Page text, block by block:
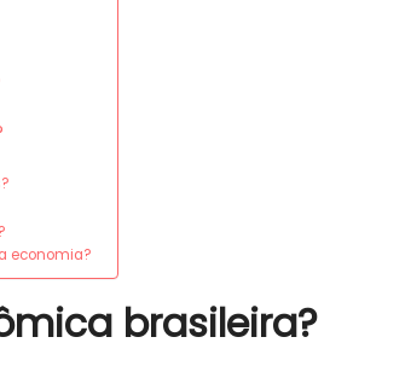
economia?
brasileira?